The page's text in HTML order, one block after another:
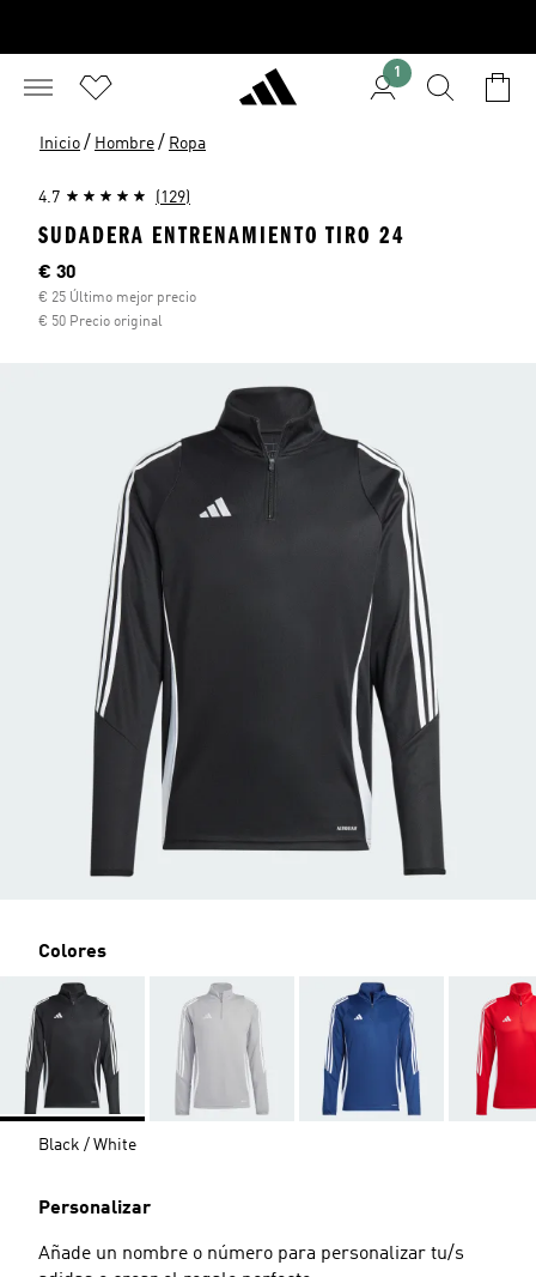
1
Inicio / Hombre / Ropa
4.7 (129)
SUDADERA ENTRENAMIENTO TIRO 24
Precio actual
€ 30
€ 25 Último mejor precio
€ 50 Precio original
Colores
Black / White
Personalizar
Añade un nombre o número para personalizar tu/s